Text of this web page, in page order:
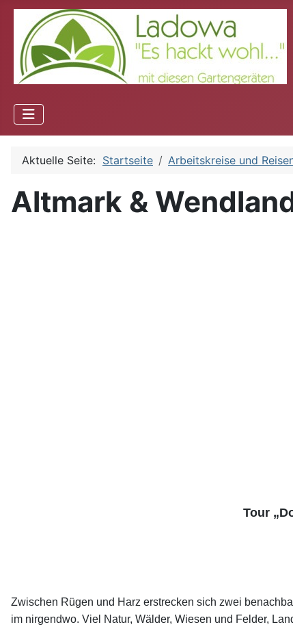
Aktuelle Seite: Startseite Arbeitskreise und
Altmark &
Tour
Zwischen Rügen und Harz erstrecken sich zwei
im nirgendwo. Viel Natur, Wälder, Wiesen und Felder,